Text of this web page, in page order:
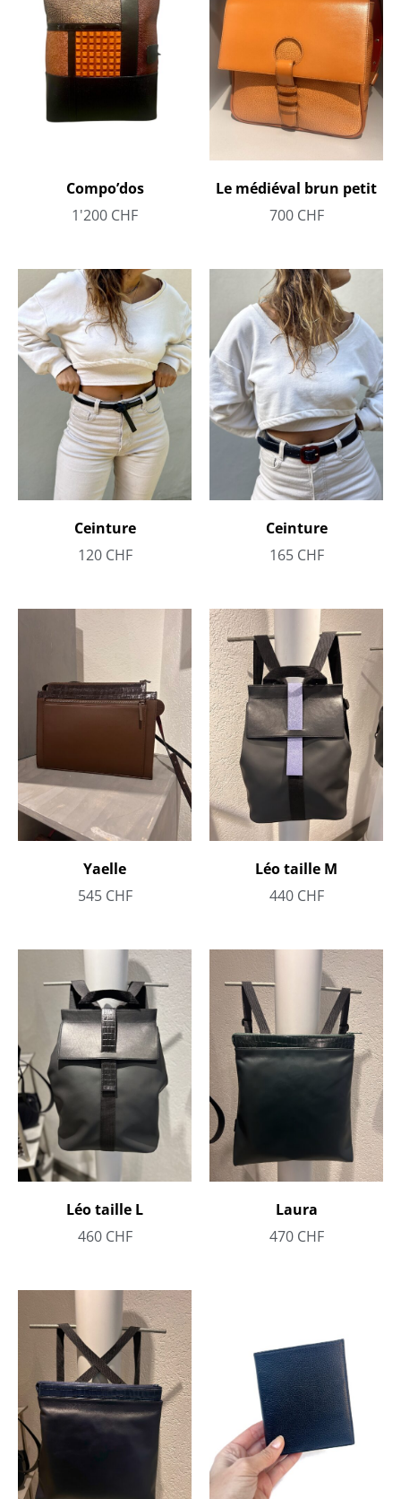
Compo’dos
1'200 CHF
Le médiéval brun petit
700 CHF
Ceinture
120 CHF
Ceinture
165 CHF
Yaelle
545 CHF
Léo taille M
440 CHF
Léo taille L
460 CHF
Laura
470 CHF